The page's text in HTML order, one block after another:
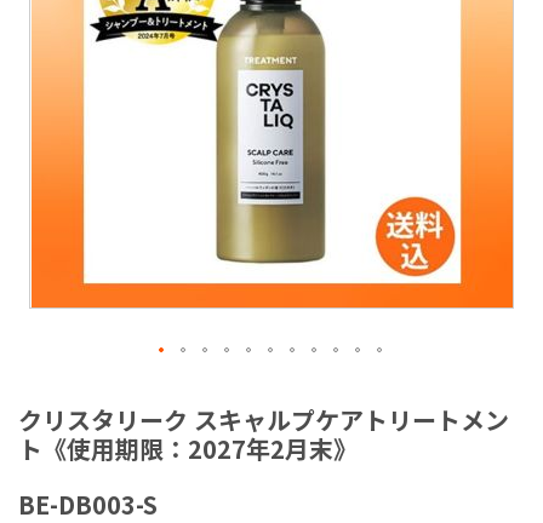
クリスタリーク スキャルプケアトリートメン
ト《使用期限：2027年2月末》
BE-DB003-S
メ
ー
ジ
ャ